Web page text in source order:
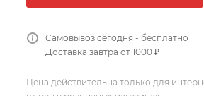
Самовывоз сегодня - бесплатно
Доставка завтра от 1000 ₽
Цена действительна только для